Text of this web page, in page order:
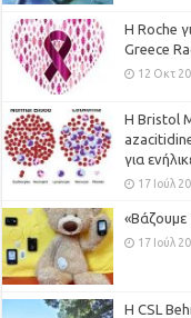
H Roche
Greece
12 Οκτ
Η Bristol
για
17 Ιούλ
«Βάζουμε
17 Ιούλ
H CSL